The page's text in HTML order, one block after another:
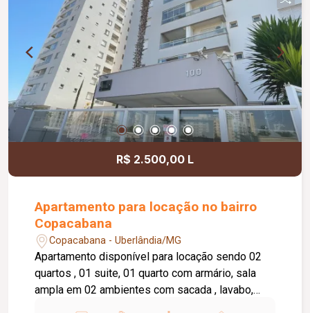
R$ 2.500,00 L
Apartamento para locação no bairro
Copacabana
Copacabana - Uberlândia/MG
Apartamento disponível para locação sendo 02
quartos , 01 suite, 01 quarto com armário, sala
ampla em 02 ambientes com sacada , lavabo,